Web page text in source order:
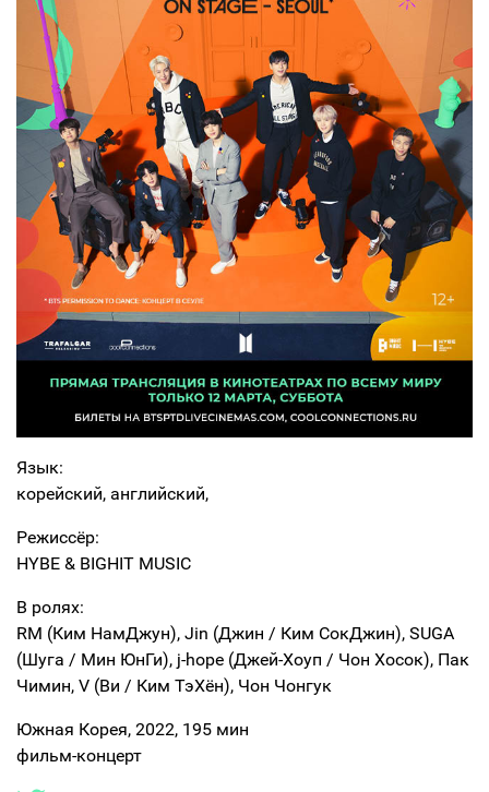
Язык:
корейский, английский,
Режиссёр:
HYBE & BIGHIT MUSIC
В ролях:
RM (Ким НамДжун), Jin (Джин / Ким СокДжин), SUGA
(Шуга / Мин ЮнГи), j-hope (Джей-Хоуп / Чон Хосок), Пак
Чимин, V (Ви / Ким ТэХён), Чон Чонгук
Южная Корея, 2022, 195 мин
фильм-концерт